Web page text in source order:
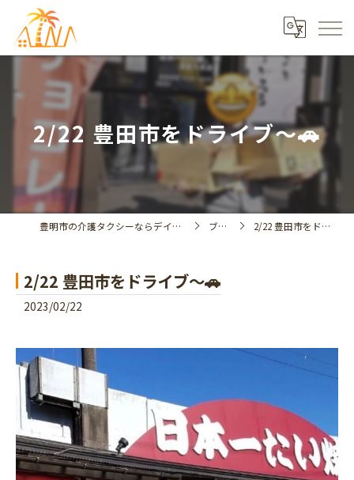
2/22 豊田市をドライブ〜🚗
豊明市の介護タクシーならデイサービスアイナ ブログ 2/22 豊田市をドライブ〜🚗
2/22 豊田市をドライブ〜🚗
2023/02/22